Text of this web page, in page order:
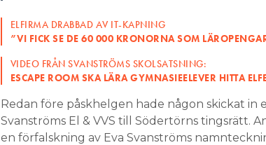
ELFIRMA DRABBAD AV IT-KAPNING
”VI FICK SE DE 60 000 KRONORNA SOM
VIDEO FRÅN SVANSTRÖMS SKOLSATSNING:
ESCAPE ROOM SKA LÄRA GYMNASIEELEVER HITTA
Redan före påskhelgen hade någon skickat in
Svanströms El & VVS till Södertörns tingsrätt.
en förfalskning av Eva Svanströms